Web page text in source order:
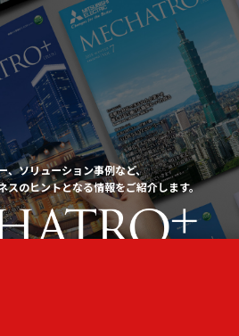
、ソリューション事例など、
スのヒントとなる情報をご紹介します。